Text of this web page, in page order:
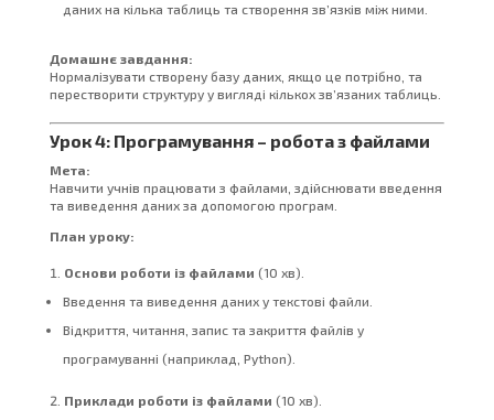
даних на кілька таблиць та створення зв’язків між ними.
Домашнє завдання:
Нормалізувати створену базу даних, якщо це потрібно, та
перестворити структуру у вигляді кількох зв’язаних таблиць.
Урок 4: Програмування – робота з файлами
Мета:
Навчити учнів працювати з файлами, здійснювати введення
та виведення даних за допомогою програм.
План уроку:
Основи роботи із файлами (10 хв).
Введення та виведення даних у текстові файли.
Відкриття, читання, запис та закриття файлів у
програмуванні (наприклад, Python).
Приклади роботи із файлами (10 хв).